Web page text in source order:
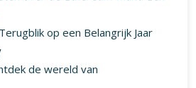
op een Belangrijk Jaar
de wereld van